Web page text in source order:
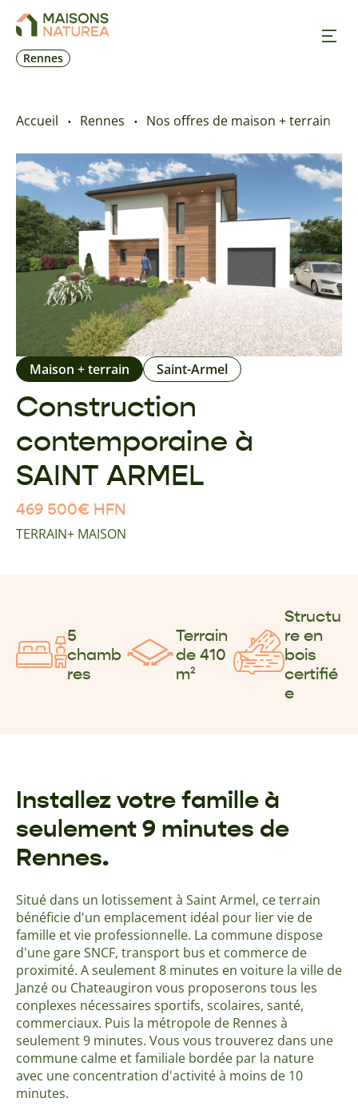
Rennes
Nos offres
Prendre RDV
+33 2 23 25 12 39
Accueil Rennes Nos offres de maison + terrain
Construction
contemporaine à
SAINT ARMEL
Maison + terrain Saint-Armel
469 500€ HFN
TERRAIN+ MAISON
5
chamb
res
Terrain
de 410
m²
Structu
re en
bois
certifié
e
Installez votre famille à
seulement 9 minutes de
Rennes.
Situé dans un lotissement à Saint Armel, ce terrain
bénéficie d'un emplacement idéal pour lier vie de
famille et vie professionnelle. La commune dispose
d'une gare SNCF, transport bus et commerce de
proximité. A seulement 8 minutes en voiture la ville de
Janzé ou Chateaugiron vous proposerons tous les
conplexes nécessaires sportifs, scolaires, santé,
commerciaux. Puis la métropole de Rennes à
seulement 9 minutes. Vous vous trouverez dans une
commune calme et familiale bordée par la nature
avec une concentration d'activité à moins de 10
minutes.